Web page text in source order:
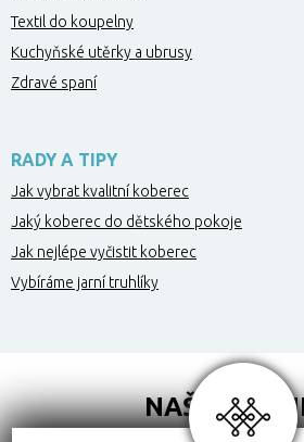
Textil do koupelny
Kuchyňské utěrky a ubrusy
Zdravé spaní
RADY A TIPY
Jak vybrat kvalitní koberec
Jaký koberec do dětského pokoje
Jak nejlépe vyčistit koberec
Vybíráme jarní truhlíky
NAŠI